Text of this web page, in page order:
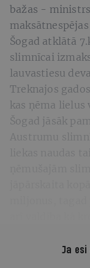
bažas -
Šogad atklātā
slimnīcai
lauvastiesu
Treknajos
kas ņēma
Šogad jāsāk
Austrumu
Ja